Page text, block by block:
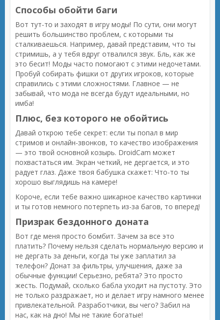
Способы обойти баги
Вот тут-то и заходят в игру моды! По сути, они могут
решить большинство проблем, с которыми ты
сталкиваешься. Например, давай представим, что ты
стримишь, а у тебя вдруг отвалился звук. Бль, как же
это бесит! Моды часто помогают с этими недочетами.
Пробуй собирать фишки от других игроков, которые
справились с этими сложностями. Главное — не
забывай, что мода не всегда будут идеальными, но
имба!
Плюс, без которого не обойтись
Давай открою тебе секрет: если ты попал в мир
стримов и онлайн-звонков, то качество изображения
— это твой основной козырь. DroidCam может
похвастаться им. Экран четкий, не дергается, и это
радует глаз. Даже твоя бабушка скажет: Что-то ты
хорошо выглядишь на камере!
Короче, если тебе важно шикарное качество картинки
и ты готов немного потерпеть из-за багов, то вперед!
Призрак бездонного доната
Вот где меня просто бомбит. Зачем за все это
платить? Почему нельзя сделать нормальную версию и
не дергать за деньги, когда ты уже заплатил за
телефон? Донат за фильтры, улучшения, даже за
обычные функции! Серьезно, ребята? Это просто
жесть. Подумай, сколько бабла уходит на пустоту. Это
не только раздражает, но и делает игру намного менее
привлекательной. Разработчики, вы чего? Забил на
нас, как на дно! Мы не такие богатые!